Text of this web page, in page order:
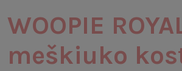
WOOPIE
meškiuko